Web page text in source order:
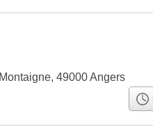
49000 Angers